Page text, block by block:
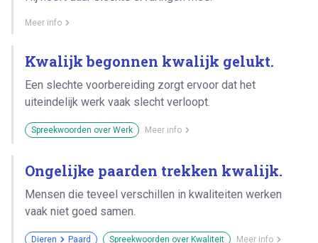
Meer info
Kwalijk begonnen kwalijk gelukt.
Een slechte voorbereiding zorgt ervoor dat het
uiteindelijk werk vaak slecht verloopt.
Spreekwoorden over Werk Meer info
Ongelijke paarden trekken kwalijk.
Mensen die teveel verschillen in kwaliteiten werken
vaak niet goed samen.
Dieren Paard Spreekwoorden over Kwaliteit Meer info